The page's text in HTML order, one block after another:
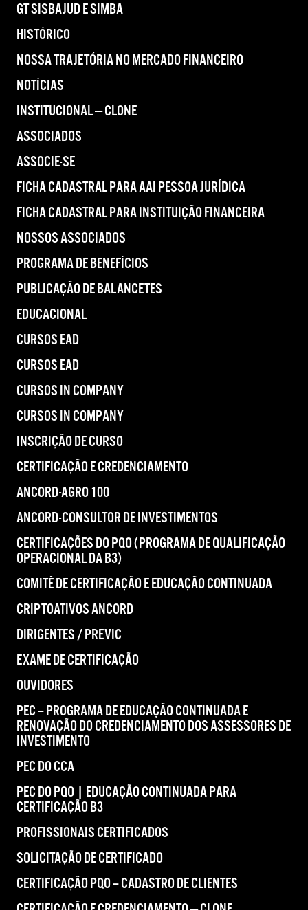
GT SISBAJUD E SIMBA
HISTÓRICO
NOSSA TRAJETÓRIA NO MERCADO FINANCEIRO
NOTÍCIAS
INSTITUCIONAL — CLONE
ASSOCIADOS
ASSOCIE-SE
FICHA CADASTRAL PARA AAI PESSOA JURÍDICA
FICHA CADASTRAL PARA INSTITUIÇÃO FINANCEIRA
NOSSOS ASSOCIADOS
PROGRAMA DE BENEFÍCIOS
PUBLICAÇÃO DE BALANCETES
EDUCACIONAL
CURSOS EAD
CURSOS EAD
CURSOS IN COMPANY
CURSOS IN COMPANY
INSCRIÇÃO DE CURSO
CERTIFICAÇÃO E CREDENCIAMENTO
ANCORD-AGRO 100
ANCORD-CONSULTOR DE INVESTIMENTOS
CERTIFICAÇÕES DO PQO (PROGRAMA DE QUALIFICAÇÃO
OPERACIONAL DA B3)
COMITÊ DE CERTIFICAÇÃO E EDUCAÇÃO CONTINUADA
CRIPTOATIVOS ANCORD
DIRIGENTES / PREVIC
EXAME DE CERTIFICAÇÃO
OUVIDORES
PEC – PROGRAMA DE EDUCAÇÃO CONTINUADA E
RENOVAÇÃO DO CREDENCIAMENTO DOS ASSESSORES DE
INVESTIMENTO
PEC DO CCA
PEC DO PQO | EDUCAÇÃO CONTINUADA PARA
CERTIFICAÇÃO B3
PROFISSIONAIS CERTIFICADOS
SOLICITAÇÃO DE CERTIFICADO
CERTIFICAÇÃO PQO – CADASTRO DE CLIENTES